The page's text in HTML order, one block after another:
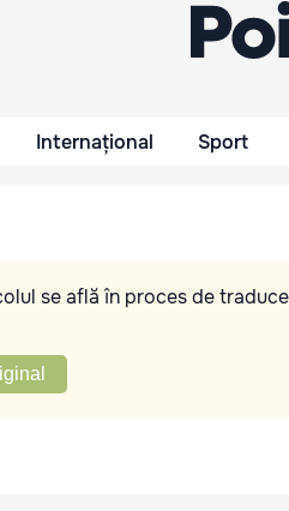
Internațional Sport
se află în proces de